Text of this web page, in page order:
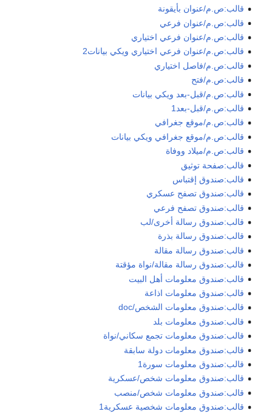
قالب:ص.م/عنوان بأيقونة
قالب:ص.م/عنوان فرعي
قالب:ص.م/عنوان فرعي اختياري
قالب:ص.م/عنوان فرعي اختياري ويكي بيانات2
قالب:ص.م/فاصل اختياري
قالب:ص.م/فتح
قالب:ص.م/قبل-بعد ويكي بيانات
قالب:ص.م/قبل-بعد1
قالب:ص.م/موقع جغرافي
قالب:ص.م/موقع جغرافي ويكي بيانات
قالب:ص.م/ميلاد ووفاة
قالب:صفحة توثيق
قالب:صندوق إقتباس
قالب:صندوق تصفح عسكري
قالب:صندوق تصفح فرعي
قالب:صندوق رسالة أخرى/لب
قالب:صندوق رسالة بذرة
قالب:صندوق رسالة مقالة
قالب:صندوق رسالة مقالة/نواة مؤقتة
قالب:صندوق معلومات أهل البيت
قالب:صندوق معلومات اذاعة
قالب:صندوق معلومات الشخص/doc
قالب:صندوق معلومات بلد
قالب:صندوق معلومات تجمع سكاني/نواة
قالب:صندوق معلومات دولة سابقة
قالب:صندوق معلومات سورة1
قالب:صندوق معلومات شخص/عسكرية
قالب:صندوق معلومات شخص/منصب
قالب:صندوق معلومات شخصية عسكرية1